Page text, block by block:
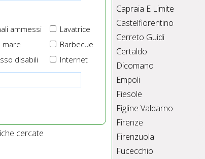
ammessi
Lavatrice
mare
Barbecue
Internet
disabili
cercate
Capraia E Limite
Castelfiorentino
Cerreto Guidi
Certaldo
Dicomano
Empoli
Fiesole
Figline Valdarno
Firenze
Firenzuola
Fucecchio